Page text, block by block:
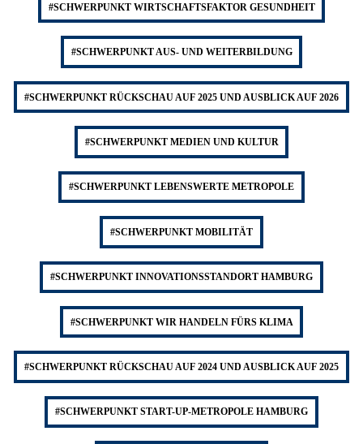
#SCHWERPUNKT WIRTSCHAFTSFAKTOR GESUNDHEIT
#SCHWERPUNKT AUS- UND WEITERBILDUNG
#SCHWERPUNKT RÜCKSCHAU AUF 2025 UND AUSBLICK AUF 2026
#SCHWERPUNKT MEDIEN UND KULTUR
#SCHWERPUNKT LEBENSWERTE METROPOLE
#SCHWERPUNKT MOBILITÄT
#SCHWERPUNKT INNOVATIONSSTANDORT HAMBURG
#SCHWERPUNKT WIR HANDELN FÜRS KLIMA
#SCHWERPUNKT RÜCKSCHAU AUF 2024 UND AUSBLICK AUF 2025
#SCHWERPUNKT START-UP-METROPOLE HAMBURG